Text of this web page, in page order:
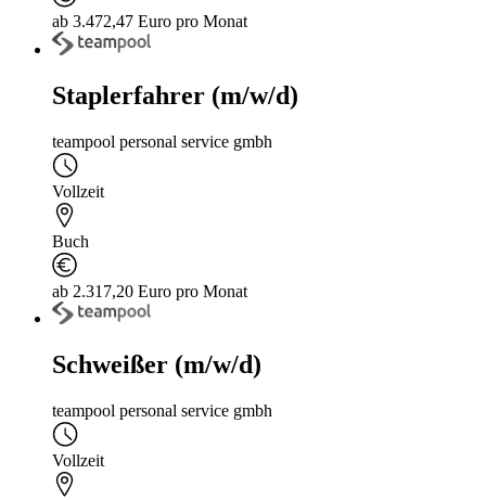
ab 3.472,47 Euro pro Monat
Staplerfahrer (m/w/d)
teampool personal service gmbh
Vollzeit
Buch
ab 2.317,20 Euro pro Monat
Schweißer (m/w/d)
teampool personal service gmbh
Vollzeit